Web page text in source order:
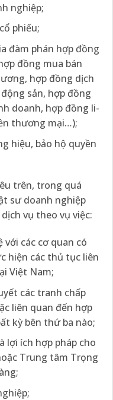
nghiệp;
phiếu;
đàm phán hợp đồng
đồng mua bán
hợp đồng dịch
sản, hợp đồng
doanh, hợp đồng li-
thương mại…);
hiệu, bảo hộ quyền
trên, trong quá
sư doanh nghiệp
vụ theo vụ việc:
các cơ quan có
hiện các thủ tục liên
Việt Nam;
các tranh chấp
liên quan đến hợp
kỳ bên thứ ba nào;
lợi ích hợp pháp cho
Trung tâm Trọng